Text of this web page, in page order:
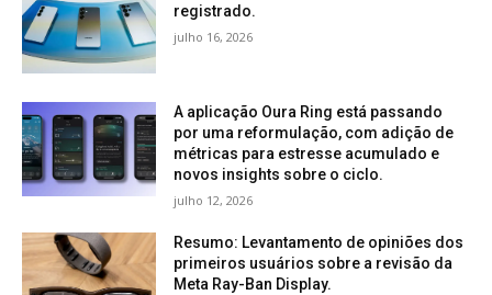
registrado.
julho 16, 2026
A aplicação Oura Ring está passando
por uma reformulação, com adição de
métricas para estresse acumulado e
novos insights sobre o ciclo.
julho 12, 2026
Resumo: Levantamento de opiniões dos
primeiros usuários sobre a revisão da
Meta Ray-Ban Display.